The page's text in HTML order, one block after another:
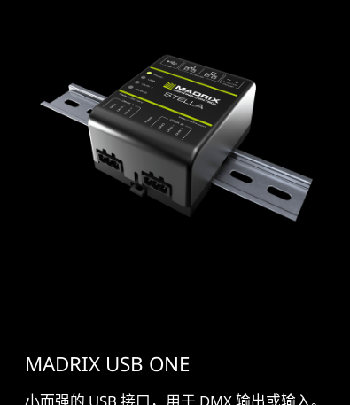
MADRIX USB ONE
小而强的 USB 接口，用于 DMX 输出或输入。